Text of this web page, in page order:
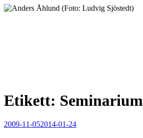
Hoppa
Etikett: Seminarium
Publicerat
2009-11-052014-01-24